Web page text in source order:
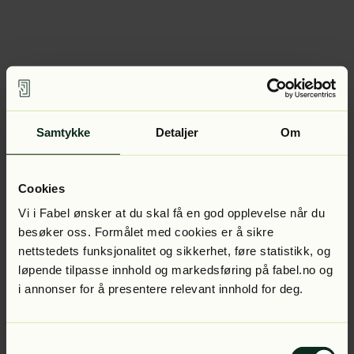
Samtykke Detaljer Om
Cookies
Vi i Fabel ønsker at du skal få en god opplevelse når du
besøker oss. Formålet med cookies er å sikre
nettstedets funksjonalitet og sikkerhet, føre statistikk, og
løpende tilpasse innhold og markedsføring på fabel.no og
i annonser for å presentere relevant innhold for deg.